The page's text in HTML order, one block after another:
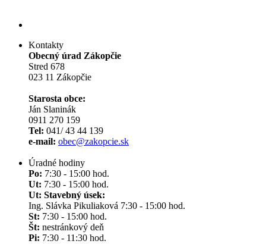
Kontakty
Obecný úrad Zákopčie
Stred 678
023 11 Zákopčie
Starosta obce:
Ján Slaninák
0911 270 159
Tel: 041/ 43 44 139
e-mail: obec@zakopcie.sk
Úradné hodiny
Po: 7:30 - 15:00 hod.
Ut: 7:30 - 15:00 hod.
Ut: Stavebný úsek:
Ing. Slávka Pikuliaková 7:30 - 15:00 hod.
St: 7:30 - 15:00 hod.
Št: nestránkový deň
Pi: 7:30 - 11:30 hod.